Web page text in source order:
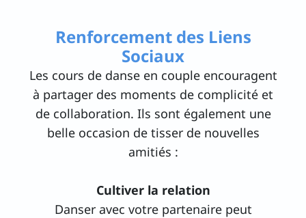
Renforcement des Liens
Sociaux
Les cours de danse en couple encouragent
à partager des moments de complicité et
de collaboration. Ils sont également une
belle occasion de tisser de nouvelles
amitiés :
Cultiver la relation
Danser avec votre partenaire peut